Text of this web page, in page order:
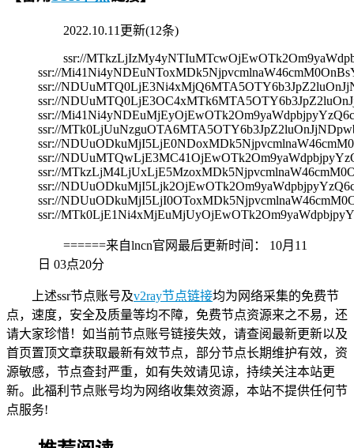
2022.10.11更新(12条)
ssr://
ssr://
ssr://
ssr://
ssr://
ssr://
ssr://
ssr://
ssr://
ssr://
ssr://
ssr://
======来自lncn官网最后更新时间： 10月11
日 03点20分
上述ssr节点账号及v2ray节点链接均为网络采集的免费节
点，速度，安全及质量等均不障，免费节点资源来之不易，还
请大家珍惜！如当前节点账号链接失效，请查阅最新更新以及
首页置顶文章获取最新有效节点，部分节点长期维护有效，资
源敏感，节点查封严重，如有失效请见谅，持续关注本站更
新。此福利节点账号均为网络收集效资源，本站不提供任何节
点服务!